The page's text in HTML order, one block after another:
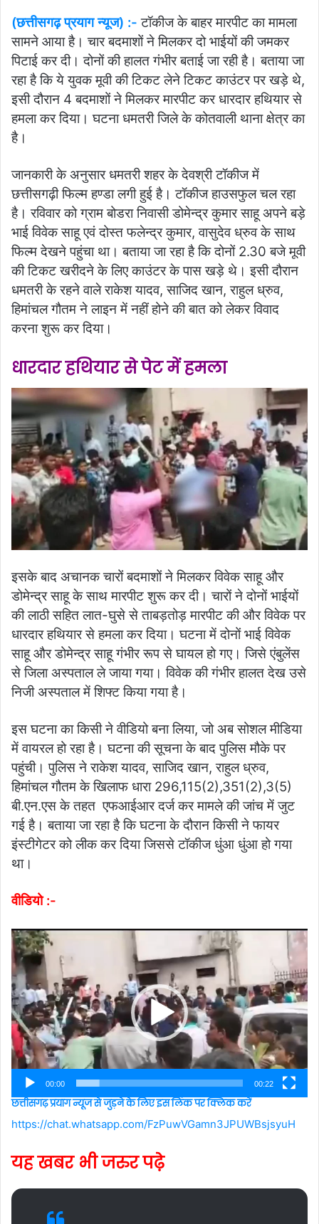
(छत्तीसगढ़ प्रयाग न्यूज) :- टॉकीज के बाहर मारपीट का मामला
सामने आया है। चार बदमाशों ने मिलकर दो भाईयों की जमकर
पिटाई कर दी। दोनों की हालत गंभीर बताई जा रही है। बताया जा
रहा है कि ये युवक मूवी की टिकट लेने टिकट काउंटर पर खड़े थे,
इसी दौरान 4 बदमाशों ने मिलकर मारपीट कर धारदार हथियार से
हमला कर दिया। घटना धमतरी जिले के कोतवाली थाना क्षेत्र का
है।
जानकारी के अनुसार धमतरी शहर के देवश्री टॉकीज में
छत्तीसगढ़ी फिल्म हण्डा लगी हुई है। टॉकीज हाउसफुल चल रहा
है। रविवार को ग्राम बोडरा निवासी डोमेन्द्र कुमार साहू अपने बड़े
भाई विवेक साहू एवं दोस्त फलेन्द्र कुमार, वासुदेव ध्रुव के साथ
फिल्म देखने पहुंचा था। बताया जा रहा है कि दोनों 2.30 बजे मूवी
की टिकट खरीदने के लिए काउंटर के पास खड़े थे। इसी दौरान
धमतरी के रहने वाले राकेश यादव, साजिद खान, राहुल ध्रुव,
हिमांचल गौतम ने लाइन में नहीं होने की बात को लेकर विवाद
करना शुरू कर दिया।
धारदार हथियार से पेट में हमला
इसके बाद अचानक चारों बदमाशों ने मिलकर विवेक साहू और
डोमेन्द्र साहू के साथ मारपीट शुरू कर दी। चारों ने दोनों भाईयों
की लाठी सहित लात-घुसे से ताबड़तोड़ मारपीट की और विवेक पर
धारदार हथियार से हमला कर दिया। घटना में दोनों भाई विवेक
साहू और डोमेन्द्र साहू गंभीर रूप से घायल हो गए। जिसे एंबुलेंस
से जिला अस्पताल ले जाया गया। विवेक की गंभीर हालत देख उसे
निजी अस्पताल में शिफ्ट किया गया है।
इस घटना का किसी ने वीडियो बना लिया, जो अब सोशल मीडिया
में वायरल हो रहा है। घटना की सूचना के बाद पुलिस मौके पर
पहुंची। पुलिस ने राकेश यादव, साजिद खान, राहुल ध्रुव,
हिमांचल गौतम के खिलाफ धारा 296,115(2),351(2),3(5)
बी.एन.एस के तहत एफआईआर दर्ज कर मामले की जांच में जुट
गई है। बताया जा रहा है कि घटना के दौरान किसी ने फायर
इंस्टीगेटर को लीक कर दिया जिससे टॉकीज धुंआ धुंआ हो गया
था।
वीडियो :-
Video
Player
00:00 00:22
छत्तीसगढ़ प्रयाग न्यूज से जुड़ने के लिए इस लिंक पर क्लिक करें
https://chat.whatsapp.com/FzPuwVGamn3JPUWBsjsyuH
यह खबर भी जरुर पढ़े